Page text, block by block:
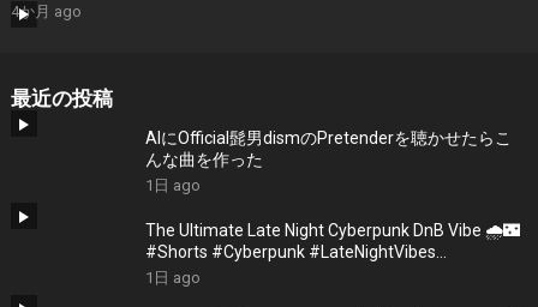
4か月 ago
最近の投稿
AIにOfficial髭男dismのPretenderを聴かせたらこ
んな曲を作った
1日 ago
The Ultimate Late Night Cyberpunk DnB Vibe 🌧️🌃
#Shorts #Cyberpunk #LateNightVibes
#ElectronicMusic
1日 ago